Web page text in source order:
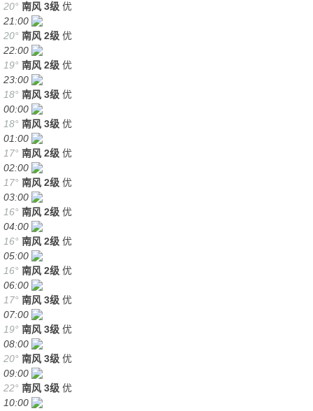
20° 南风 3级 优
21:00
20° 南风 2级 优
22:00
19° 南风 2级 优
23:00
18° 南风 3级 优
00:00
18° 南风 3级 优
01:00
17° 南风 2级 优
02:00
17° 南风 2级 优
03:00
16° 南风 2级 优
04:00
16° 南风 2级 优
05:00
16° 南风 2级 优
06:00
17° 南风 3级 优
07:00
19° 南风 3级 优
08:00
20° 南风 3级 优
09:00
22° 南风 3级 优
10:00